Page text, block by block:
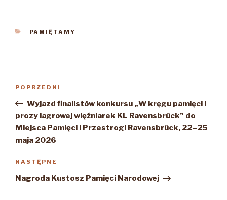
KATEGORIE
PAMIĘTAMY
Poprzedni
wpis
POPRZEDNI
Wyjazd finalistów konkursu „W kręgu pamięci i
prozy lagrowej więźniarek KL Ravensbrück” do
Miejsca Pamięci i Przestrogi Ravensbrück, 22–25
maja 2026
Następny
wpis
NASTĘPNE
Nagroda Kustosz Pamięci Narodowej